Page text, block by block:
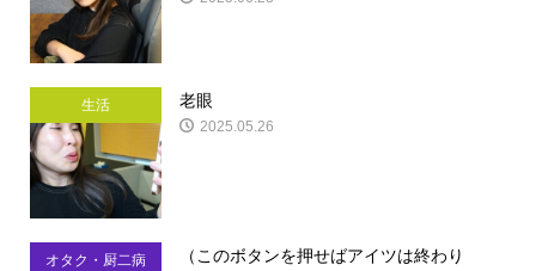
生活 老眼
2025.05.26
オタク・厨二病
（このボタンを押せばアイツは終わり